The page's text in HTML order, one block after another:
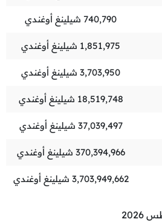
740,790 شيلينغ أوغندي
1,851,975 شيلينغ أوغندي
3,703,950 شيلينغ أوغندي
18,519,748 شيلينغ أوغندي
37,039,497 شيلينغ أوغندي
370,394,966 شيلينغ أوغندي
3,703,949,662 شيلينغ أوغندي